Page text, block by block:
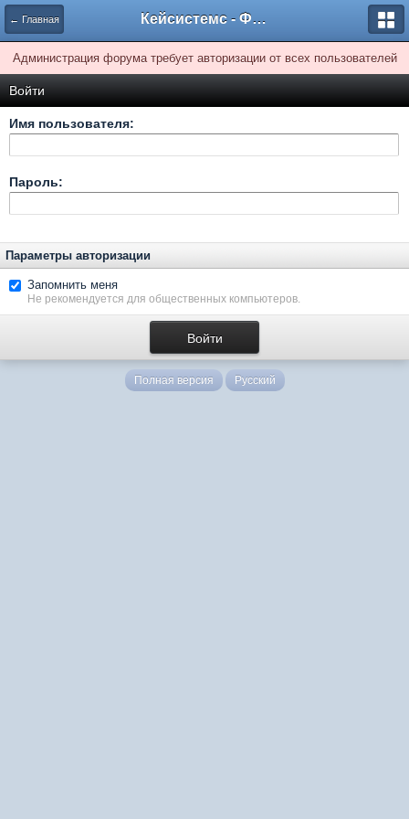
← Главная Кейсистемс - Форумы
Администрация форума требует авторизации от всех пользователей
Войти
Имя пользователя:
Пароль:
Параметры авторизации
Запомнить меня
Не рекомендуется для общественных компьютеров.
Полная версия Русский